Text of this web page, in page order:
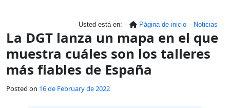
Usted está en: Página de inicio Noticias
La DGT lanza un mapa en el que
muestra cuáles son los talleres
más fiables de España
Posted on 16 de February de 2022